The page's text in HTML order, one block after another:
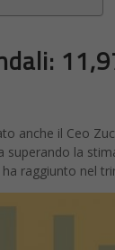
anche il Ceo
la
raggiunto nel